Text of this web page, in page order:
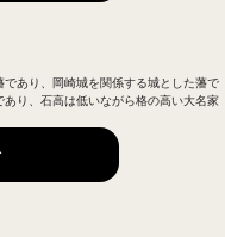
あり、岡崎城を関係する城とした藩で
り、石高は低いながら格の高い大名家